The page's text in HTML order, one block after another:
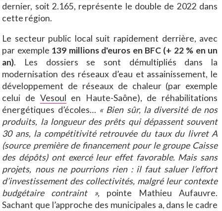
dernier, soit 2.165, représente le double de 2022 dans
cette région.
Le secteur public local suit rapidement derrière, avec
par exemple 139 millions d'euros en BFC (+ 22 % en un
an). Les dossiers se sont démultipliés dans la
modernisation des réseaux d’eau et assainissement, le
développement de réseaux de chaleur (par exemple
celui de Vesoul en Haute-Saône), de réhabilitations
énergétiques d’écoles… « Bien sûr, la diversité de nos
produits, la longueur des prêts qui dépassent souvent
30 ans, la compétitivité retrouvée du taux du livret A
(source première de financement pour le groupe Caisse
des dépôts) ont exercé leur effet favorable. Mais sans
projets, nous ne pourrions rien : il faut saluer l’effort
d’investissement des collectivités, malgré leur contexte
budgétaire contraint », pointe Mathieu Aufauvre.
Sachant que l’approche des municipales a, dans le cadre